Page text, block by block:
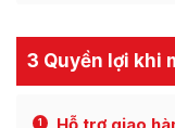
3 Quyền lợi khi
1